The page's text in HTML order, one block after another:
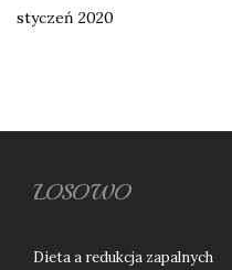
styczeń 2020
LOSOWO
Dieta a redukcja zapalnych